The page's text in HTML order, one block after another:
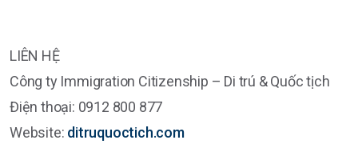
LIÊN HỆ
Công ty Immigration Citizenship – Di trú & Quốc tịch
Điện thoại: 0912 800 877
Website: ditruquoctich.com